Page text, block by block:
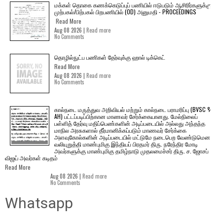
மக்கள் தொகை கணக்கெடுப்புப் பணியில் ஈடுபடும் ஆசிரிர்களுக்கு
முற்பகல்/பிற்பகல் பிறபணியில் (OD) அனுமதி - PROCEEDINGS
Read More
Aug 08 2026 | Read more
No Comments
தொழில்நுட்ப பணிகள் தேர்வுக்கு ஹால் ​டிக்கெட்
Read More
Aug 08 2026 | Read more
No Comments
கால்நடை மருத்துவ அறிவியல் மற்றும் கால்நடை பராமரிப்பு (BVSC &
AH) பட்டப்படிப்பிற்கான மாணவர் சேர்க்கையானது. மேல்நிலைப்
பள்ளித் தேர்வு மதிப்பெண்களின் அடிப்படையில் அல்லது அந்தந்த
மாநில அரசுகளால் தீர்மானிக்கப்படும் மாணவர் சேர்க்கை
அளவுகோல்களின் அடிப்படையில் மட்டுமே நடைபெற வேண்டுமென
வலியுறுத்தி மாண்புமிகு இந்தியப் பிரதமர் திரு. நரேந்திர மோடி
அவர்களுக்கு மாண்புமிகு தமிழ்நாடு முதலமைச்சர் திரு. ச. ஜோசப்
விஜய் அவர்கள் கடிதம்
Read More
Aug 08 2026 | Read more
No Comments
Whatsapp